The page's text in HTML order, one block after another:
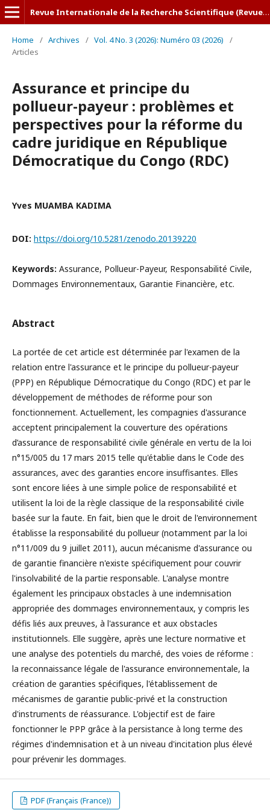
Revue Internationale de la Recherche Scientifique (Revue-IRS)
Home / Archives / Vol. 4 No. 3 (2026): Numéro 03 (2026)
/
Articles
Assurance et principe du
pollueur-payeur : problèmes et
perspectives pour la réforme du
cadre juridique en République
Démocratique du Congo (RDC)
Yves MUAMBA KADIMA
DOI: https://doi.org/10.5281/zenodo.20139220
Keywords: Assurance, Pollueur-Payeur, Responsabilité Civile,
Dommages Environnementaux, Garantie Financière, etc.
Abstract
La portée de cet article est déterminée par l'examen de la
relation entre l'assurance et le principe du pollueur-payeur
(PPP) en République Démocratique du Congo (RDC) et par le
développement de méthodes de réforme pour son
fonctionnement. Actuellement, les compagnies d'assurance
acceptent principalement la couverture des opérations
d’assurance de responsabilité civile générale en vertu de la loi
n°15/005 du 17 mars 2015 telle qu'établie dans le Code des
assurances, avec des garanties encore insuffisantes. Elles
sont encore liées à une simple police de responsabilité et
utilisent la loi de la règle classique de la responsabilité civile
basée sur la faute. En fait, bien que le droit de l'environnement
établisse la responsabilité du pollueur (notamment par la loi
n°11/009 du 9 juillet 2011), aucun mécanisme d'assurance ou
de garantie financière n'existe spécifiquement pour couvrir
l'insolvabilité de la partie responsable. L'analyse montre
également les principaux obstacles à une indemnisation
appropriée des dommages environnementaux, y compris les
défis liés aux preuves, à l'assurance et aux obstacles
institutionnels. Elle suggère, après une lecture normative et
une analyse des potentiels du marché, des voies de réforme :
la reconnaissance légale de l'assurance environnementale, la
création de garanties spécifiques, l'établissement de
mécanismes de garantie public-privé et la construction
d'instruments de réassurance. L'objectif est de faire
fonctionner le PPP grâce à la persistance à long terme des
régimes d'indemnisation et à un niveau d'incitation plus élevé
pour prévenir les dommages.
PDF (Français (France))